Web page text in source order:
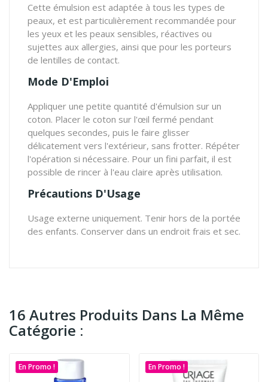
Cette émulsion est adaptée à tous les types de
peaux, et est particulièrement recommandée pour
les yeux et les peaux sensibles, réactives ou
sujettes aux allergies, ainsi que pour les porteurs
de lentilles de contact.
Mode D'Emploi
Appliquer une petite quantité d'émulsion sur un
coton. Placer le coton sur l'œil fermé pendant
quelques secondes, puis le faire glisser
délicatement vers l'extérieur, sans frotter. Répéter
l'opération si nécessaire. Pour un fini parfait, il est
possible de rincer à l'eau claire après utilisation.
Précautions D'Usage
Usage externe uniquement. Tenir hors de la portée
des enfants. Conserver dans un endroit frais et sec.
16 Autres Produits Dans La Même
Catégorie :
En Promo ! En Promo !